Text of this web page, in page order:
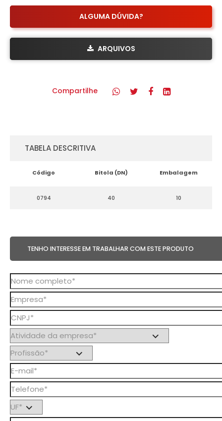
ALGUMA DÚVIDA?
ARQUIVOS
Compartilhe
TABELA DESCRITIVA
Código Bitola (DN) Embalagem
0794 40 10
TENHO INTERESSE EM TRABALHAR COM ESTE PRODUTO